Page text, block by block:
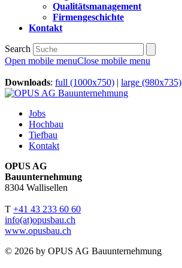
Qualitätsmanagement
Firmengeschichte
Kontakt
Search
Open mobile menuClose mobile menu
Downloads: full (1000x750) | large (980x735)
Jobs
Hochbau
Tiefbau
Kontakt
OPUS AG
Bauunternehmung
8304 Wallisellen
T +41 43 233 60 60
info(at)opusbau.ch
www.opusbau.ch
© 2026 by OPUS AG Bauunternehmung